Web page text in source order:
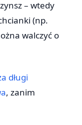
– wtedy
(np.
walczyć o
długi
, zanim